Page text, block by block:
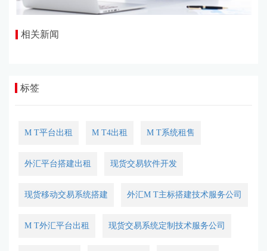
相关新闻
标签
M T平台出租 M T4出租 M T系统租售
外汇平台搭建出租 现货交易软件开发
现货移动交易系统搭建 外汇M T主标搭建技术服务公司
M T外汇平台出租 现货交易系统定制技术服务公司